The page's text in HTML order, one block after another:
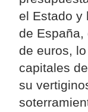
el Estado y
de España,
de euros,
capitales
su